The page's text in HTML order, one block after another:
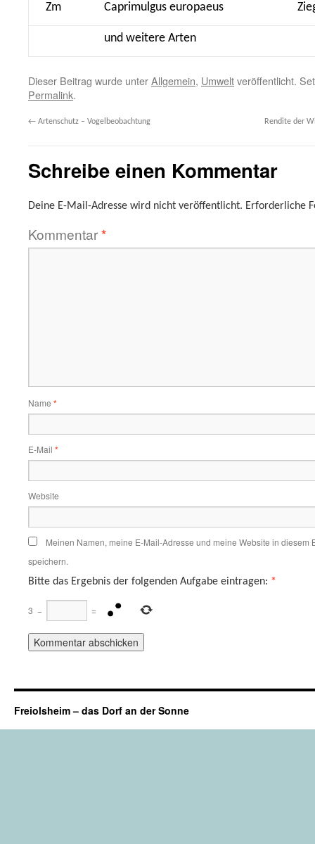
Zm Caprimulgus europaeus
und weitere Arten
Dieser Beitrag wurde unterAllgemein, Umweltveröffentlicht.
Permalink.
← Artenschutz – Vogelbeobachtung Rendite der
Schreibe einen Kommentar
Deine E-Mail-Adresse wird nicht veröffentlicht. Erforderliche
Kommentar*
Name *
E-Mail *
Website
Meinen Namen, meine E-Mail-Adresse und meine Website in diesem
speichern.
Bitte das Ergebnis der folgenden Aufgabe eintragen: *
3 − =
Freiolsheim – das Dorf an der Sonne